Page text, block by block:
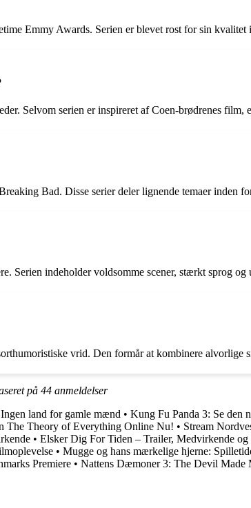
Emmy Awards. Serien er blevet rost for sin
Selvom serien er inspireret af Coen-brødrenes film,
Bad. Disse serier deler lignende temaer inden
Serien indeholder voldsomme scener, stærkt sprog
vrid. Den formår at kombinere
på 44 anmeldelser
Ingen land for gamle mænd • Kung Fu Panda 3: Se den
The Theory of Everything Online Nu! • Stream
• Elsker Dig For Tiden – Trailer, Medvirkende og
• Mugge og hans mærkelige hjerne:
Premiere • Nattens Dæmoner 3: The Devil Made